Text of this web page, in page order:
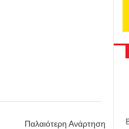
Παλαιότερη Ανάρτηση